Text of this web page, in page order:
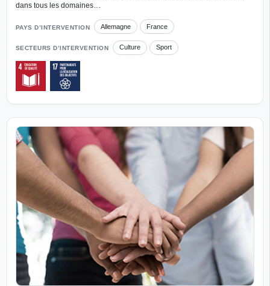
dans tous les domaines…
PAYS D’INTERVENTION Allemagne France
SECTEURS D’INTERVENTION Culture Sport